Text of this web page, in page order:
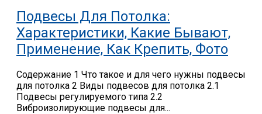
Подвесы Для Потолка:
Характеристики, Какие Бывают,
Применение, Как Крепить, Фото
Содержание 1 Что такое и для чего нужны подвесы
для потолка 2 Виды подвесов для потолка 2.1
Подвесы регулируемого типа 2.2
Виброизолирующие подвесы для...